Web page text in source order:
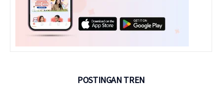
POSTINGAN TREN